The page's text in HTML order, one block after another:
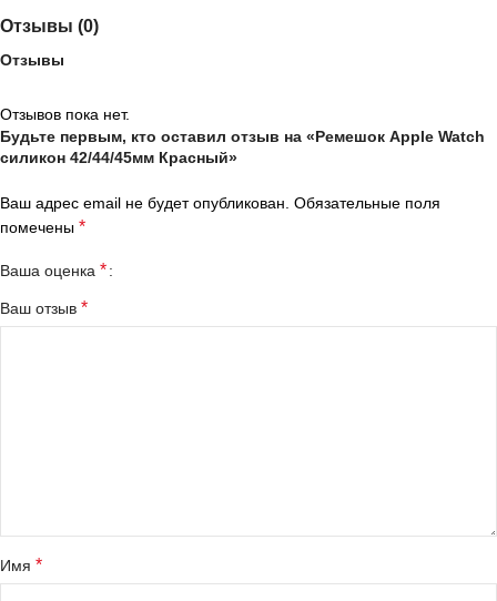
Отзывы (0)
Отзывы
Отзывов пока нет.
Будьте первым, кто оставил отзыв на «Ремешок Apple Watch
силикон 42/44/45мм Красный»
Ваш адрес email не будет опубликован. Обязательные поля
помечены *
Ваша оценка *
Ваш отзыв *
Имя *